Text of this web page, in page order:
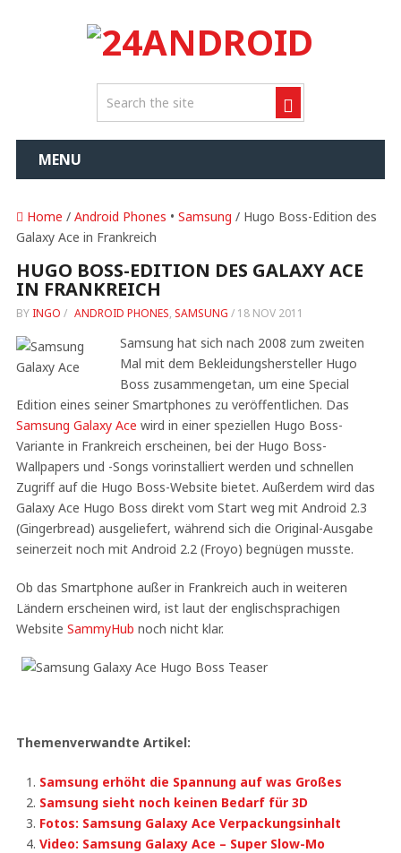
MENU
Home / Android Phones • Samsung / Hugo Boss-Edition des
Galaxy Ace in Frankreich
HUGO BOSS-EDITION DES GALAXY ACE
IN FRANKREICH
BY INGO / ANDROID PHONES, SAMSUNG / 18 NOV 2011
Samsung hat sich nach 2008 zum zweiten
Mal mit dem Bekleidungshersteller Hugo
Boss zusammengetan, um eine Special
Edition eines seiner Smartphones zu veröffentlichen. Das
Samsung Galaxy Ace wird in einer speziellen Hugo Boss-
Variante in Frankreich erscheinen, bei der Hugo Boss-
Wallpapers und -Songs vorinstalliert werden und schnellen
Zugriff auf die Hugo Boss-Website bietet. Außerdem wird das
Galaxy Ace Hugo Boss direkt vom Start weg mit Android 2.3
(Gingerbread) ausgeliefert, während sich die Original-Ausgabe
seinerzeit noch mit Android 2.2 (Froyo) begnügen musste.
Ob das Smartphone außer in Frankreich auch in weiteren
Ländern erscheinen wird, ist laut der englischsprachigen
Website SammyHub noch nicht klar.
Themenverwandte Artikel:
Samsung erhöht die Spannung auf was Großes
Samsung sieht noch keinen Bedarf für 3D
Fotos: Samsung Galaxy Ace Verpackungsinhalt
Video: Samsung Galaxy Ace – Super Slow-Mo